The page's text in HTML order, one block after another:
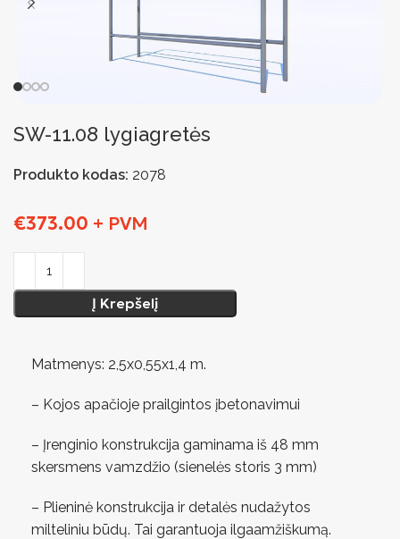
SW-11.08 lygiagretės
Produkto kodas: 2078
€373.00 + PVM
Į Krepšelį
Matmenys: 2,5х0,55х1,4 m.
– Kojos apačioje prailgintos įbetonavimui
– Įrenginio konstrukcija gaminama iš 48 mm
skersmens vamzdžio (sienelės storis 3 mm)
– Plieninė konstrukcija ir detalės nudažytos
milteliniu būdų. Tai garantuoja ilgaamžiškumą.